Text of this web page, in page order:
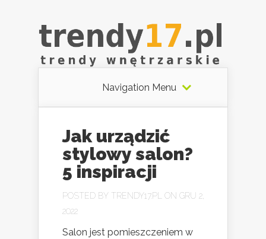
Navigation Menu
Jak urządzić
stylowy salon?
5 inspiracji
POSTED BY TRENDY17.PL ON GRU 2,
2022
Salon jest pomieszczeniem w